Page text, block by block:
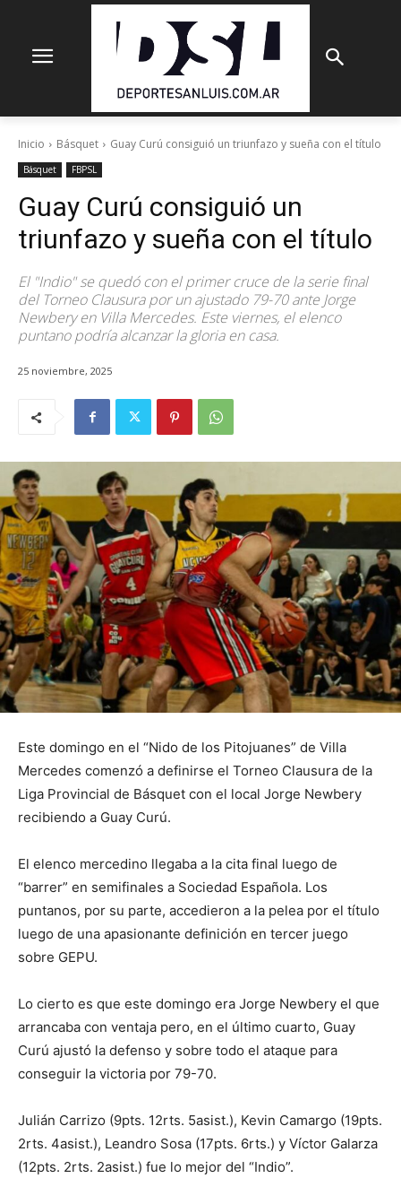
Inicio Básquet Guay Curú consiguió un triunfazo y sueña con el título
Básquet FBPSL
Guay Curú consiguió un
triunfazo y sueña con el título
El "Indio" se quedó con el primer cruce de la serie final
del Torneo Clausura por un ajustado 79-70 ante Jorge
Newbery en Villa Mercedes. Este viernes, el elenco
puntano podría alcanzar la gloria en casa.
25 noviembre, 2025
Este domingo en el “Nido de los Pitojuanes” de Villa
Mercedes comenzó a definirse el Torneo Clausura de la
Liga Provincial de Básquet con el local Jorge Newbery
recibiendo a Guay Curú.
El elenco mercedino llegaba a la cita final luego de
“barrer” en semifinales a Sociedad Española. Los
puntanos, por su parte, accedieron a la pelea por el título
luego de una apasionante definición en tercer juego
sobre GEPU.
Lo cierto es que este domingo era Jorge Newbery el que
arrancaba con ventaja pero, en el último cuarto, Guay
Curú ajustó la defenso y sobre todo el ataque para
conseguir la victoria por 79-70.
Julián Carrizo (9pts. 12rts. 5asist.), Kevin Camargo (19pts.
2rts. 4asist.), Leandro Sosa (17pts. 6rts.) y Víctor Galarza
(12pts. 2rts. 2asist.) fue lo mejor del “Indio”.